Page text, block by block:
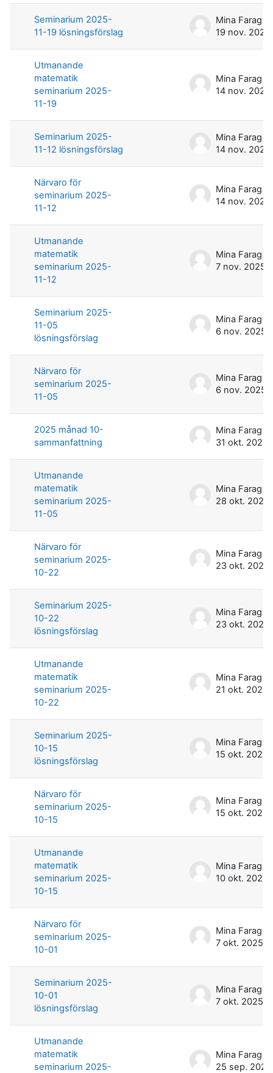
Seminarium 2025-
11-19 lösningsförslag
Mina Farag
19 nov. 2025
Utmanande
matematik
seminarium 2025-
11-19
Mina Farag
14 nov. 2025
Seminarium 2025-
11-12 lösningsförslag
Mina Farag
14 nov. 2025
Närvaro för
seminarium 2025-
11-12
Mina Farag
14 nov. 2025
Utmanande
matematik
seminarium 2025-
11-12
Mina Farag
7 nov. 2025
Seminarium 2025-
11-05
lösningsförslag
Mina Farag
6 nov. 2025
Närvaro för
seminarium 2025-
11-05
Mina Farag
6 nov. 2025
2025 månad 10-
sammanfattning
Mina Farag
31 okt. 2025
Utmanande
matematik
seminarium 2025-
11-05
Mina Farag
28 okt. 2025
Närvaro för
seminarium 2025-
10-22
Mina Farag
23 okt. 2025
Seminarium 2025-
10-22
lösningsförslag
Mina Farag
23 okt. 2025
Utmanande
matematik
seminarium 2025-
10-22
Mina Farag
21 okt. 2025
Seminarium 2025-
10-15
lösningsförslag
Mina Farag
15 okt. 2025
Närvaro för
seminarium 2025-
10-15
Mina Farag
15 okt. 2025
Utmanande
matematik
seminarium 2025-
10-15
Mina Farag
10 okt. 2025
Närvaro för
seminarium 2025-
10-01
Mina Farag
7 okt. 2025
Seminarium 2025-
10-01
lösningsförslag
Mina Farag
7 okt. 2025
Utmanande
matematik
seminarium 2025-
Mina Farag
25 sep. 2025